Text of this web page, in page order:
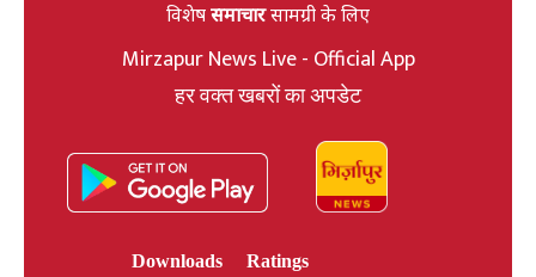
विशेषसमाचारसामग्री के लिए
Mirzapur News Live - Official App
हर वक्त खबरों का अपडेट
Downloads
Ratings